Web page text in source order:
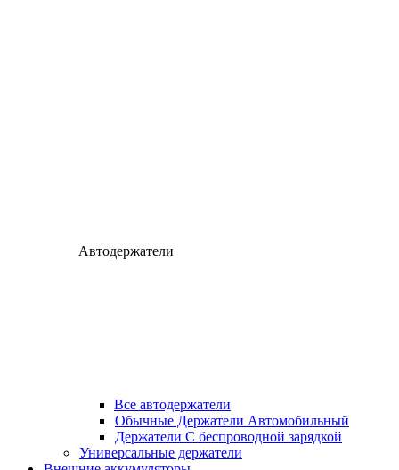
Автодержатели
Все автодержатели
Обычные Держатели Автомобильный
Держатели С беспроводной зарядкой
Универсальные держатели